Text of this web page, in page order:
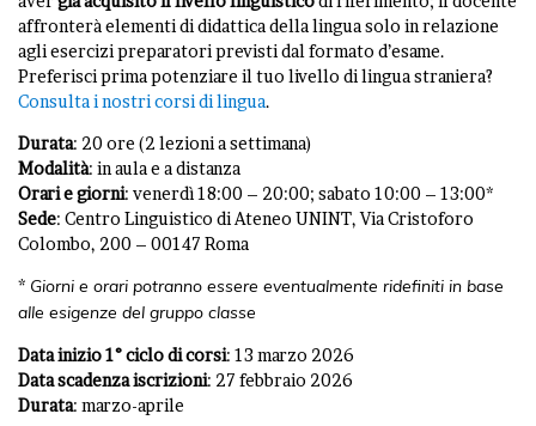
affronterà elementi di didattica della lingua solo in relazione
agli esercizi preparatori previsti dal formato d’esame.
Preferisci prima potenziare il tuo livello di lingua straniera?
Consulta i nostri corsi di lingua.
Durata: 20 ore (2 lezioni a settimana)
Modalità: in aula e a distanza
Orari e giorni: venerdì 18:00 – 20:00; sabato 10:00 – 13:00*
Sede: Centro Linguistico di Ateneo UNINT, Via Cristoforo
Colombo, 200 – 00147 Roma
* Giorni e orari potranno essere eventualmente ridefiniti in base
alle esigenze del gruppo classe
Data inizio 1° ciclo di corsi: 13 marzo 2026
Data scadenza iscrizioni: 27 febbraio 2026
Durata: marzo-aprile